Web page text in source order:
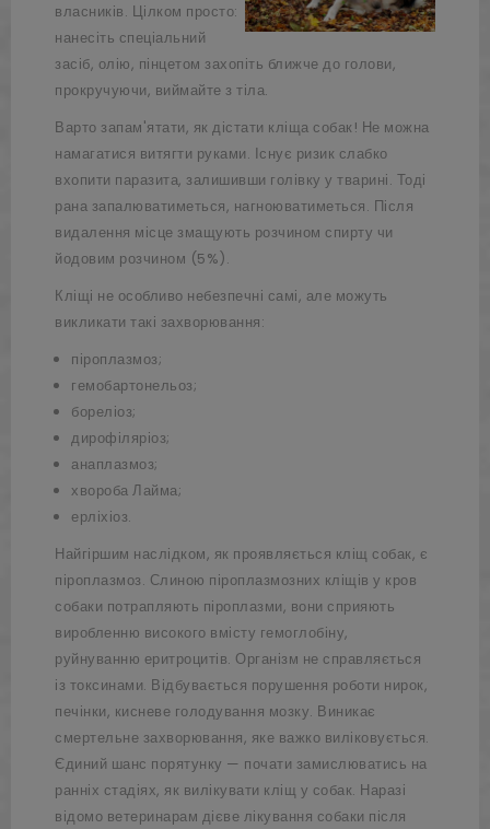
власників. Цілком просто:
нанесіть спеціальний
засіб, олію, пінцетом захопіть ближче до голови,
прокручуючи, виймайте з тіла.
Варто запам'ятати, як дістати кліща собак! Не можна
намагатися витягти руками. Існує ризик слабко
вхопити паразита, залишивши голівку у тварині. Тоді
рана запалюватиметься, нагноюватиметься. Після
видалення місце змащують розчином спирту чи
йодовим розчином (5%).
Кліщі не особливо небезпечні самі, але можуть
викликати такі захворювання:
піроплазмоз;
гемобартонельоз;
бореліоз;
дирофіляріоз;
анаплазмоз;
хвороба Лайма;
ерліхіоз.
Найгіршим наслідком, як проявляється кліщ собак, є
піроплазмоз. Слиною піроплазмозних кліщів у кров
собаки потрапляють піроплазми, вони сприяють
виробленню високого вмісту гемоглобіну,
руйнуванню еритроцитів. Організм не справляється
із токсинами. Відбувається порушення роботи нирок,
печінки, кисневе голодування мозку. Виникає
смертельне захворювання, яке важко виліковується.
Єдиний шанс порятунку — почати замислюватись на
ранніх стадіях, як вилікувати кліщ у собак. Наразі
відомо ветеринарам дієве лікування собаки після